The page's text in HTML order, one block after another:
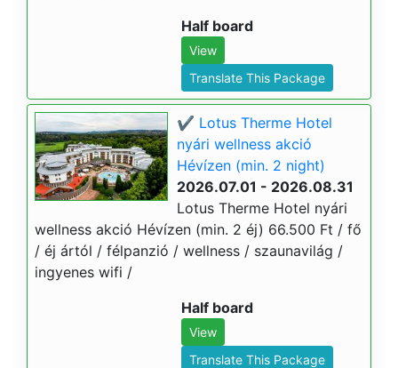
Half board
View
Translate This Package
✔️ Lotus Therme Hotel
nyári wellness akció
Hévízen (min. 2 night)
2026.07.01 - 2026.08.31
Lotus Therme Hotel nyári
wellness akció Hévízen (min. 2 éj) 66.500 Ft / fő
/ éj ártól / félpanzió / wellness / szaunavilág /
ingyenes wifi /
Half board
View
Translate This Package